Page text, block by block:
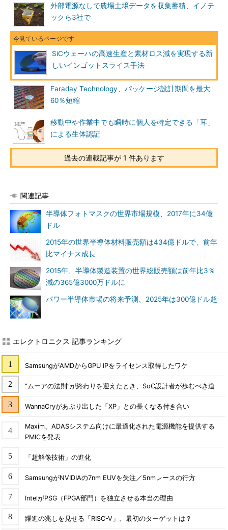
外部電源なしで農場土壌データを収集蓄積、イノテ
ックら3社で
SiCウェーハの高速生産と素材ロス減を実現する新
しいインゴットスライス手法
Faraday Technology、パッケージ設計期間を最大
60％短縮
移動中や作業中でも瞬時に個人を特定できる「耳」
による生体認証
過去の連載記事が 1 件あります
関連記事
半導体フォトマスクの世界市場規模、2017年に34億
ドル
2015年の世界半導体材料販売額は434億ドルで、前年
比マイナス成長
2015年、半導体製造装置の世界総販売額は前年比3％
減の365億3000万ドルに
パワー半導体市場の将来予測、2025年は300億ドル超
エレクトロニクス 記事ランキング
SamsungがAMDからGPU IPをライセンス取得したワケ
“ムーアの法則”が終わりを迎えたとき、SoC設計者が歩むべき道
WannaCryがあぶり出した「XP」との長くなる付き合い
Maxim、ADASシステム向けに最適化された電源機能を提供する
PMICを発表
「超解像技術」の進化
SamsungがNVIDIAの7nm EUVを失注／5nmレースの行方
IntelがPSG（FPGA部門）を独立させる本当の理由
躍進の兆しを見せる「RISC-V」、最初のターゲットは？